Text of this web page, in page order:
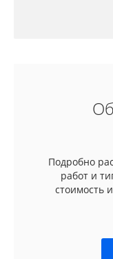
Подробно
работ и
стоимость